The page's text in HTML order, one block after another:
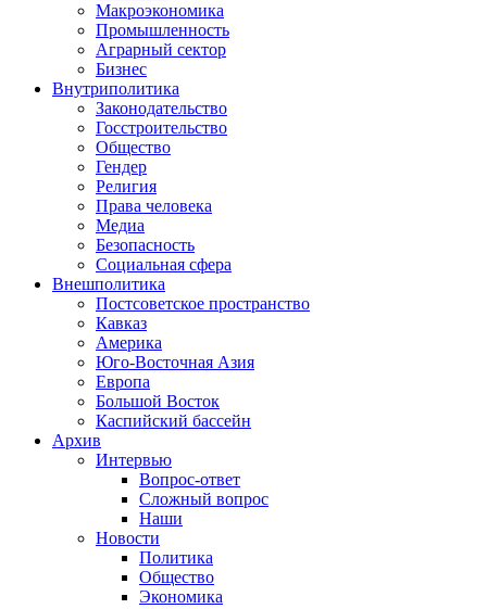
Макроэкономика
Промышленность
Аграрный сектор
Бизнес
Внутриполитика
Законодательство
Госстроительство
Общество
Гендер
Религия
Права человека
Медиа
Безопасность
Социальная сфера
Внешполитика
Постсоветское пространство
Кавказ
Америка
Юго-Восточная Азия
Европа
Большой Восток
Каспийский бассейн
Архив
Интервью
Вопрос-ответ
Сложный вопрос
Наши
Новости
Политика
Общество
Экономика